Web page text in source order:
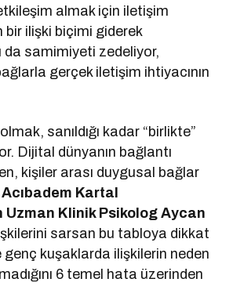
almak için iletişim
bir ilişki biçimi giderek
da samimiyeti zedeliyor,
gerçek iletişim ihtiyacının
sanıldığı kadar “birlikte”
Dijital dünyanın bağlantı
kişiler arası duygusal bağlar
Acıbadem Kartal
Uzman Klinik Psikolog Aycan
sarsan bu tabloya dikkat
genç kuşaklarda ilişkilerin neden
6 temel hata üzerinden